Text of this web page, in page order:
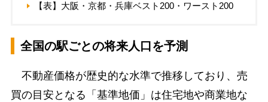
【表】大阪・京都・兵庫ベスト200・ワースト200
全国の駅ごとの将来人口を予測
不動産価格が歴史的な水準で推移しており、売
買の目安となる「基準地価」は住宅地や商業地な